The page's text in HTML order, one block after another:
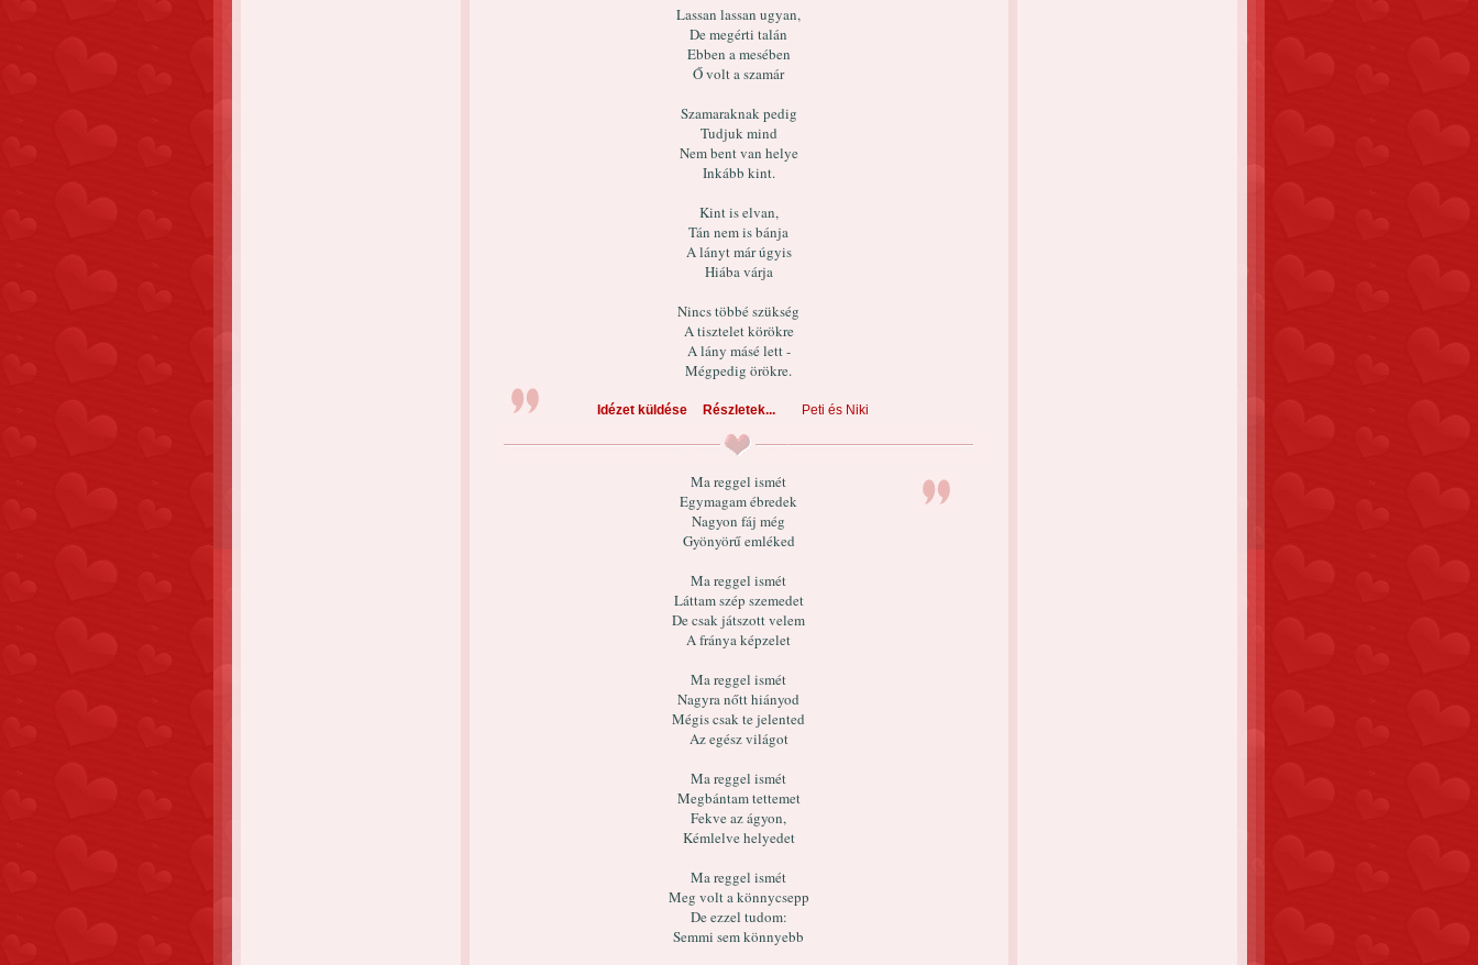
Lassan lassan ugyan,
De megérti talán
Ebben a mesében
Ő volt a szamár
Szamaraknak pedig
Tudjuk mind
Nem bent van helye
Inkább kint.
Kint is elvan,
Tán nem is bánja
A lányt már úgyis
Hiába várja
Nincs többé szükség
A tisztelet körökre
A lány másé lett -
Mégpedig örökre.
Idézet küldése Részletek... Peti és Niki
Ma reggel ismét
Egymagam ébredek
Nagyon fáj még
Gyönyörű emléked
Ma reggel ismét
Láttam szép szemedet
De csak játszott velem
A fránya képzelet
Ma reggel ismét
Nagyra nőtt hiányod
Mégis csak te jelented
Az egész világot
Ma reggel ismét
Megbántam tettemet
Fekve az ágyon,
Kémlelve helyedet
Ma reggel ismét
Meg volt a könnycsepp
De ezzel tudom:
Semmi sem könnyebb